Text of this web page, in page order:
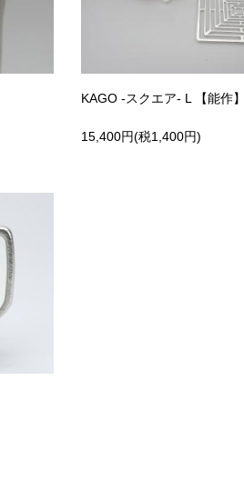
KAGO -スクエア- L 【能作】
15,400円(税1,400円)